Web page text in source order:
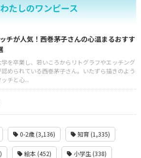
わたしのワンピース
チが人気！西巻茅子さんの心温まるおすす
を卒業し、若いころからリトグラフやエッチング
められている西巻茅子さん。いたずら描きのよう
チと心...
0-2歳 (3,136) 知育 (1,335)
絵本 (452) 小学生 (338)